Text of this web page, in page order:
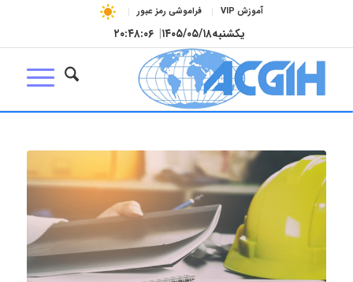
آموزش VIP فراموشی رمز عبور
یکشنبه۱۴۰۵/۰۵/۱۸| ۲۰:۴۸:۰۷